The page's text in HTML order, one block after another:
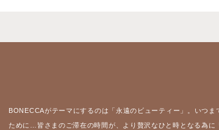
BONECCAがテーマにするのは「永遠のビューティー」。いつま
ために…皆さまのご滞在の時間が、より贅沢なひと時となる為に